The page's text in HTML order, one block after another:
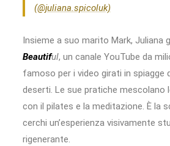
(@juliana.spicoluk)
Insieme a suo marito Mark, Juliana
Beautiful, un canale YouTube da
famoso per i video girati in spiagge
deserti. Le sue pratiche mescolano
con il pilates e la meditazione. È la
cerchi un’esperienza visivamente
rigenerante.